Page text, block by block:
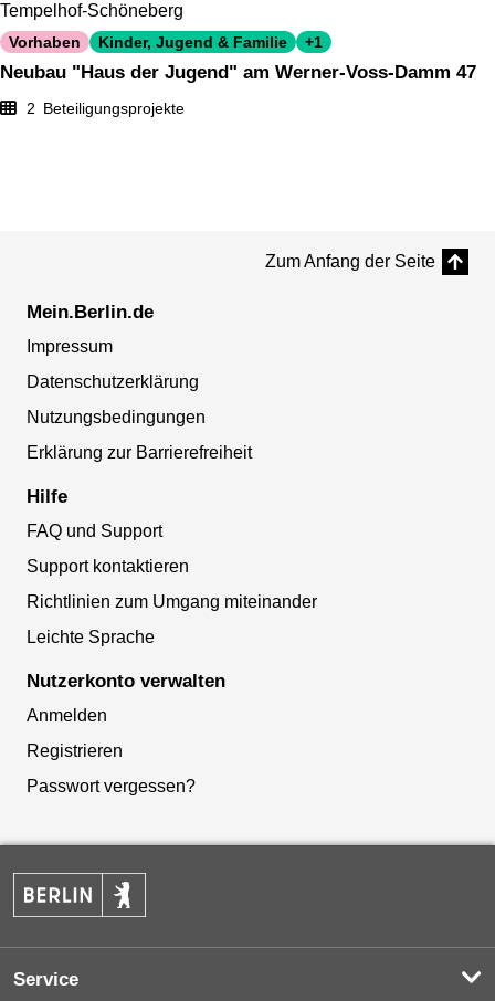
Tempelhof-Schöneberg
Vorhaben Kinder, Jugend & Familie +1
Neubau "Haus der Jugend" am Werner-Voss-Damm 47
2 Beteiligungsprojekte
Zum Anfang der Seite
Mein.Berlin.de
Impressum
Datenschutzerklärung
Nutzungsbedingungen
Erklärung zur Barrierefreiheit
Hilfe
FAQ und Support
Support kontaktieren
Richtlinien zum Umgang miteinander
Leichte Sprache
Nutzerkonto verwalten
Anmelden
Registrieren
Passwort vergessen?
Service